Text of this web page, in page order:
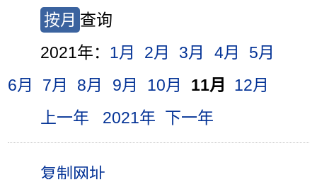
按月 查询
2021年： 1月 2月 3月 4月
5月
6月
7月 8月 9月 10月 11月
12月
上一年
2021年 下一年